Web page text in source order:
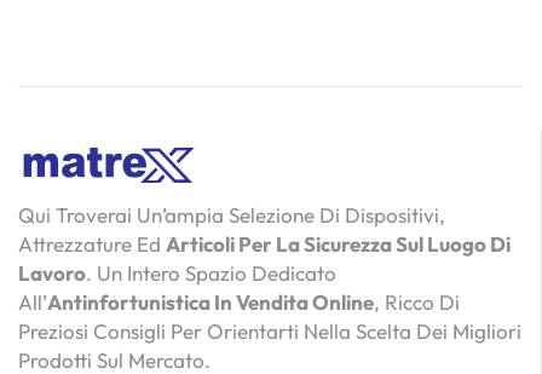
Qui Troverai Un’ampia Selezione Di Dispositivi,
Attrezzature Ed Articoli Per La Sicurezza Sul Luogo Di
Lavoro. Un Intero Spazio Dedicato
All’Antinfortunistica In Vendita Online, Ricco Di
Preziosi Consigli Per Orientarti Nella Scelta Dei Migliori
Prodotti Sul Mercato.